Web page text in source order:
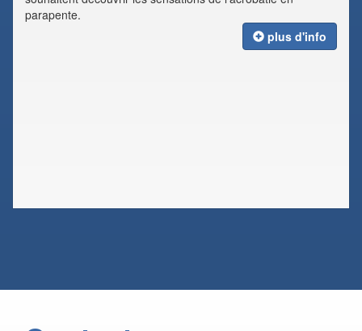
parapente.
plus d'info